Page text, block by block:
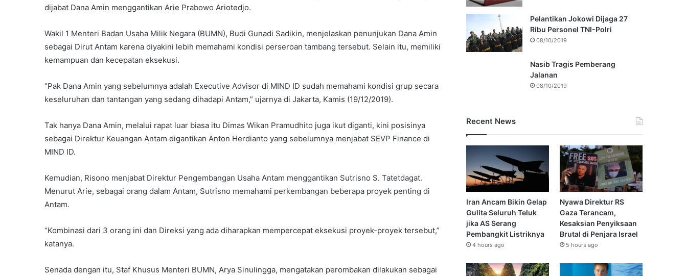
dijabat Dana Amin menggantikan Arie Prabowo Ariotedjo.
Wakil 1 Menteri Badan Usaha Milik Negara (BUMN), Budi Gunadi Sadikin, menjelaskan penunjukan Dana Amin
sebagai Dirut Antam karena diyakini lebih memahami kondisi perseroan tambang tersebut. Selain itu, memiliki
kemampuan dan kecepatan eksekusi.
“Pak Dana Amin yang sebelumnya adalah Executive Advisor di MIND ID sudah memahami kondisi grup secara
keseluruhan dan tantangan yang sedang dihadapi Antam,” ujarnya di Jakarta, Kamis (19/12/2019).
Tak hanya Dana Amin, melalui rapat luar biasa itu Dimas Wikan Pramudhito juga ikut diganti, kini posisinya
sebagai Direktur Keuangan Antam digantikan Anton Herdianto yang sebelumnya menjabat SEVP Finance di
MIND ID.
Kemudian, Risono menjabat Direktur Pengembangan Usaha Antam menggantikan Sutrisno S. Tatetdagat.
Menurut Arie, sebagai orang dalam Antam, Sutrisno memahami perkembangan beberapa proyek penting di
Antam.
“Kombinasi dari 3 orang ini dan Direksi yang ada diharapkan mempercepat eksekusi proyek-proyek tersebut,”
katanya.
Senada dengan itu, Staf Khusus Menteri BUMN, Arya Sinulingga, mengatakan perombakan dilakukan sebagai
Pelantikan Jokowi Dijaga 27
Ribu Personel TNI-Polri
08/10/2019
Nasib Tragis Pemberang
Jalanan
08/10/2019
Recent News
Iran Ancam Bikin Gelap
Gulita Seluruh Teluk
jika AS Serang
Pembangkit Listriknya
4 hours ago
Nyawa Direktur RS
Gaza Terancam,
Kesaksian Penyiksaan
Brutal di Penjara Israel
5 hours ago